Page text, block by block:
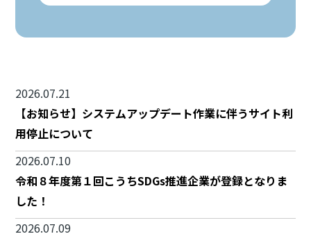
2026.07.21
【お知らせ】システムアップデート作業に伴うサイト利
用停止について
2026.07.10
令和８年度第１回こうちSDGs推進企業が登録となりま
した！
2026.07.09